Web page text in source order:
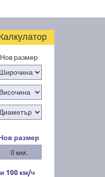
Нов размер
размер
0 мм.
100 км/ч